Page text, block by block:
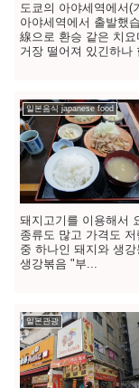
도쿄의 아야세역에서(
아야세역에서 출발했
線으로 환승 같은 치
거장 떨어져 있긴하나
일본음식 japanese food
돼지고기를 이용해서
종류도 많고 가격도
중 하나인 돼지와 생
생강볶음 "부...
일본관광